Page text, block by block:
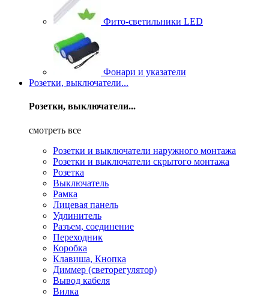
Фито-светильники LED
Фонари и указатели
Розетки, выключатели...
Розетки, выключатели...
смотреть все
Розетки и выключатели наружного монтажа
Розетки и выключатели скрытого монтажа
Розетка
Выключатель
Рамка
Лицевая панель
Удлинитель
Разъем, соединение
Переходник
Коробка
Клавиша, Кнопка
Диммер (светорегулятор)
Вывод кабеля
Вилка